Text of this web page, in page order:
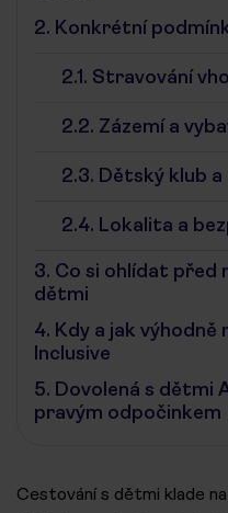
2. Konkrétní
2.1. Stravování
2.2. Zázemí a
2.3. Dětský klub
2.4. Lokalita a
3. Co si ohlídat před
dětmi
4. Kdy a jak výhodně
Inclusive
5. Dovolená s dětmi
pravým odpočinkem
Cestování s dětmi klade